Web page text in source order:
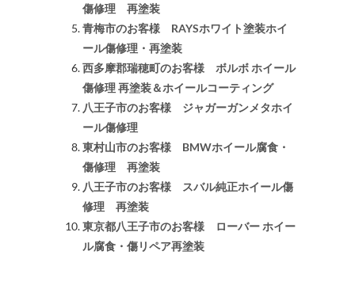
傷修理 再塗装
青梅市のお客様 RAYSホワイト塗装ホイ
ール傷修理・再塗装
西多摩郡瑞穂町のお客様 ボルボ ホイール
傷修理 再塗装＆ホイールコーティング
八王子市のお客様 ジャガーガンメタホイ
ール傷修理
東村山市のお客様 BMWホイール腐食・
傷修理 再塗装
八王子市のお客様 スバル純正ホイール傷
修理 再塗装
東京都八王子市のお客様 ローバー ホイー
ル腐食・傷リペア再塗装